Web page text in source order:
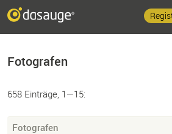
Fotografen
658 Einträge, 1—15:
Fotografen